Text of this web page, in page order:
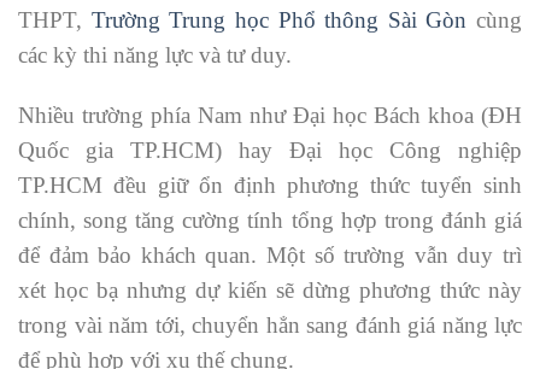
THPT, Trường Trung học Phổ thông Sài Gòn cùng
các kỳ thi năng lực và tư duy.
Nhiều trường phía Nam như Đại học Bách khoa (ĐH
Quốc gia TP.HCM) hay Đại học Công nghiệp
TP.HCM đều giữ ổn định phương thức tuyển sinh
chính, song tăng cường tính tổng hợp trong đánh giá
để đảm bảo khách quan. Một số trường vẫn duy trì
xét học bạ nhưng dự kiến sẽ dừng phương thức này
trong vài năm tới, chuyển hẳn sang đánh giá năng lực
để phù hợp với xu thế chung.